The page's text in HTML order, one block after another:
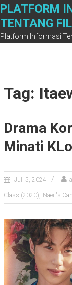
Skip
content
PLATFORM
TENTANG
Platform Informasi
Tag:
Drama
Minati
Juli 5, 2024
Class (2020), Naeil's